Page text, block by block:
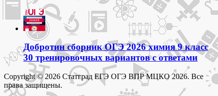
Добротин сборник ОГЭ 2026 химия 9 класс
30 тренировочных вариантов с ответами
Copyright © 2026 Статград ЕГЭ ОГЭ ВПР МЦКО 2026. Все
права защищены.